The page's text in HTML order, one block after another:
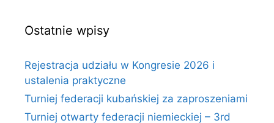
Ostatnie wpisy
Rejestracja udziału w Kongresie 2026 i
ustalenia praktyczne
Turniej federacji kubańskiej za zaproszeniami
Turniej otwarty federacji niemieckiej – 3rd